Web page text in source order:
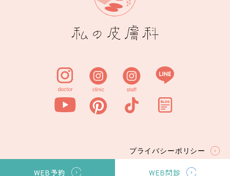
WEB予約 WEB問診
プライバシーポリシー
©私の皮膚科.All Rights Reserved.